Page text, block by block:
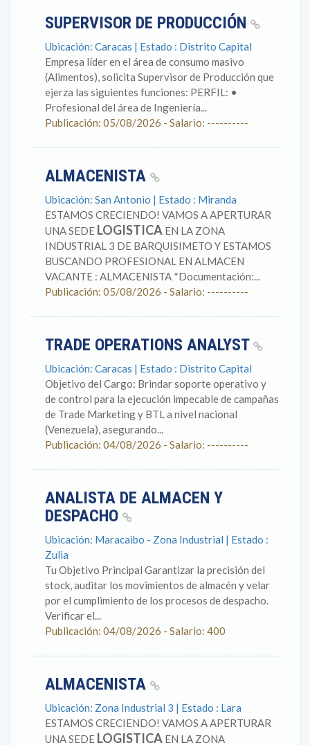
SUPERVISOR DE PRODUCCIÓN
Ubicación: Caracas | Estado : Distrito Capital
Empresa líder en el área de consumo masivo
(Alimentos), solicita Supervisor de Producción que
ejerza las siguientes funciones: PERFIL: •
Profesional del área de Ingeniería...
Publicación: 05/08/2026 - Salario: ----------
ALMACENISTA
Ubicación: San Antonio | Estado : Miranda
ESTAMOS CRECIENDO! VAMOS A APERTURAR
UNA SEDE LOGISTICA EN LA ZONA
INDUSTRIAL 3 DE BARQUISIMETO Y ESTAMOS
BUSCANDO PROFESIONAL EN ALMACEN
VACANTE : ALMACENISTA *Documentación:...
Publicación: 05/08/2026 - Salario: ----------
TRADE OPERATIONS ANALYST
Ubicación: Caracas | Estado : Distrito Capital
Objetivo del Cargo: Brindar soporte operativo y
de control para la ejecución impecable de campañas
de Trade Marketing y BTL a nivel nacional
(Venezuela), asegurando...
Publicación: 04/08/2026 - Salario: ----------
ANALISTA DE ALMACEN Y
DESPACHO
Ubicación: Maracaibo - Zona Industrial | Estado :
Zulia
Tu Objetivo Principal Garantizar la precisión del
stock, auditar los movimientos de almacén y velar
por el cumplimiento de los procesos de despacho.
Verificar el...
Publicación: 04/08/2026 - Salario: 400
ALMACENISTA
Ubicación: Zona Industrial 3 | Estado : Lara
ESTAMOS CRECIENDO! VAMOS A APERTURAR
UNA SEDE LOGISTICA EN LA ZONA